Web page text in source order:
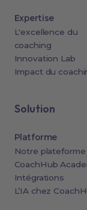
Expertise
L'excellence du
coaching
Innovation Lab
Impact du
Solution
Platforme
Notre plateforme
CoachHub
Intégrations
L’IA chez